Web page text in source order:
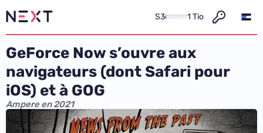
S3 1 Tio
GeForce Now s’ouvre aux
navigateurs (dont Safari pour
iOS) et à GOG
Ampere en 2021